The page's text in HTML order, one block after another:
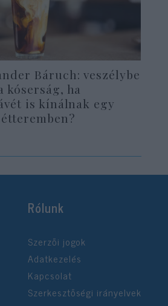
Báruch: veszélybe
kóserság, ha
is kínálnak egy
Rólunk
Szerzői jogok
Adatkezelés
Kapcsolat
Szerkesztőségi irányelvek